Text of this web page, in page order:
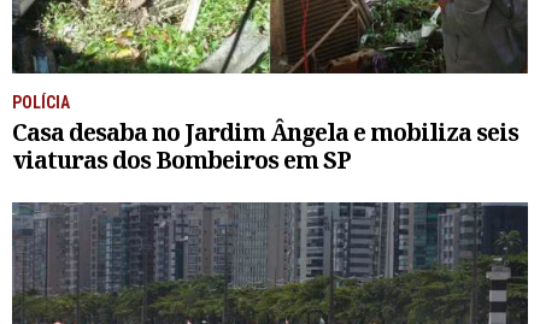
POLÍCIA
Casa desaba no Jardim Ângela e mobiliza seis
viaturas dos Bombeiros em SP